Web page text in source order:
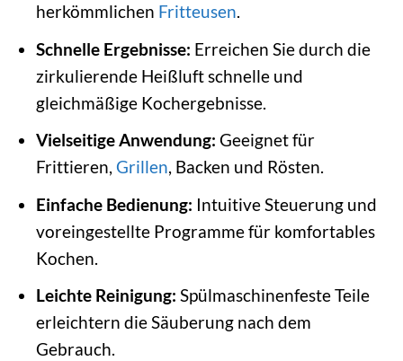
herkömmlichen Fritteusen.
Schnelle Ergebnisse: Erreichen Sie durch die
zirkulierende Heißluft schnelle und
gleichmäßige Kochergebnisse.
Vielseitige Anwendung: Geeignet für
Frittieren, Grillen, Backen und Rösten.
Einfache Bedienung: Intuitive Steuerung und
voreingestellte Programme für komfortables
Kochen.
Leichte Reinigung: Spülmaschinenfeste Teile
erleichtern die Säuberung nach dem
Gebrauch.